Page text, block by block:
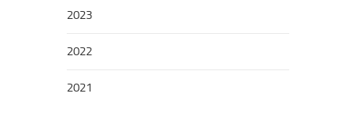
2023
2022
2021